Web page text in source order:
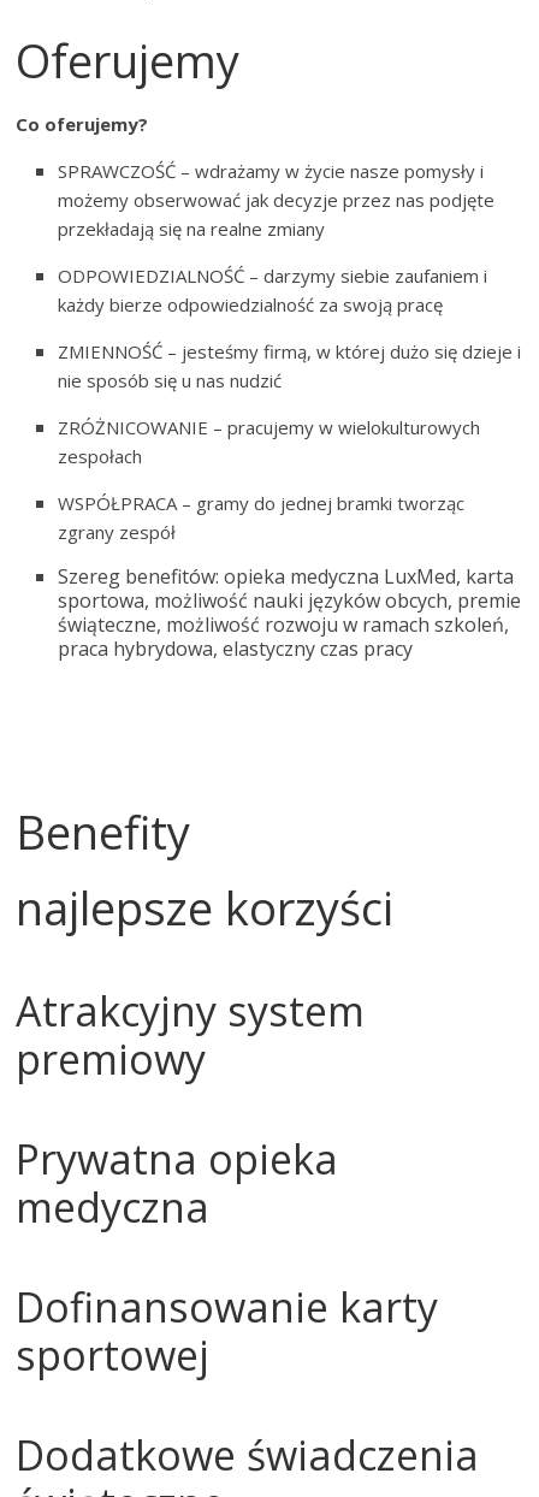
Oferujemy
Co oferujemy?
SPRAWCZOŚĆ – wdrażamy w życie nasze pomysły i
możemy obserwować jak decyzje przez nas podjęte
przekładają się na realne zmiany
ODPOWIEDZIALNOŚĆ – darzymy siebie zaufaniem i
każdy bierze odpowiedzialność za swoją pracę
ZMIENNOŚĆ – jesteśmy firmą, w której dużo się dzieje i
nie sposób się u nas nudzić
ZRÓŻNICOWANIE – pracujemy w wielokulturowych
zespołach
WSPÓŁPRACA – gramy do jednej bramki tworząc
zgrany zespół
Szereg benefitów: opieka medyczna LuxMed, karta
sportowa, możliwość nauki języków obcych, premie
świąteczne, możliwość rozwoju w ramach szkoleń,
praca hybrydowa, elastyczny czas pracy
Benefity
najlepsze korzyści
Atrakcyjny system
premiowy
Prywatna opieka
medyczna
Dofinansowanie karty
sportowej
Dodatkowe świadczenia